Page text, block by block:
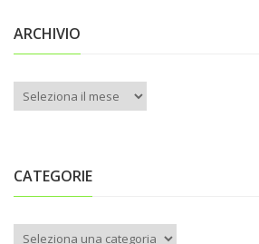
ARCHIVIO
Archivio
CATEGORIE
Categorie